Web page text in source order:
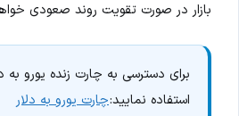
بازار در صورت تقویت روند صعودی
برای دسترسی به چارت زنده یورو به
استفاده نمایید:چارت یورو به دلار